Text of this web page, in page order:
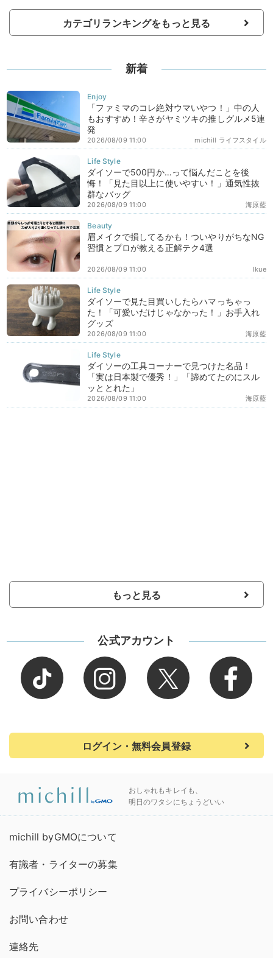
カテゴリランキングをもっと見る
新着
「ファミマのコレ絶対ウマいやつ！」中の人
もおすすめ！辛さがヤミツキの推しグルメ5連
発
michill ライフスタイル
2026/08/09 11:00
ダイソーで500円か…って悩んだことを後
悔！「見た目以上に使いやすい！」通気性抜
群なバッグ
海原藍
2026/08/09 11:00
眉メイクで損してるかも！ついやりがちなNG
習慣とプロが教える正解テク4選
Ikue
2026/08/09 11:00
ダイソーで見た目買いしたらハマっちゃっ
た！「可愛いだけじゃなかった！」お手入れ
グッズ
海原藍
2026/08/09 11:00
ダイソーの工具コーナーで見つけた名品！
「実は日本製で優秀！」「諦めてたのにスル
ッととれた」
海原藍
2026/08/09 11:00
もっと見る
公式アカウント
ログイン・無料会員登録
おしゃれもキレイも、
明日のワタシにちょうどいい
michill byGMOについて
有識者・ライターの募集
プライバシーポリシー
お問い合わせ
連絡先